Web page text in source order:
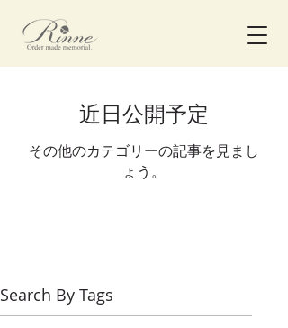
近日公開予定
その他のカテゴリーの記事を見まし
ょう。
Search By Tags